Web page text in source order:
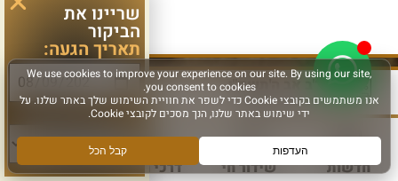
לפרטים נוספים >
י"ב אב ה'תשפ"ו
יולי 26, 2026
חדשות שידור חי דרכי הגעה עוד
שריינו את
הביקור
תאריך הגעה:
סוג פעילות: